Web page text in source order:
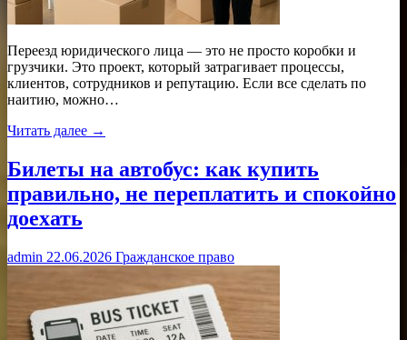
Переезд юридического лица — это не просто коробки и
грузчики. Это проект, который затрагивает процессы,
клиентов, сотрудников и репутацию. Если все сделать по
наитию, можно…
Читать далее →
Билеты на автобус: как купить
правильно, не переплатить и спокойно
доехать
admin 22.06.2026 Гражданское право